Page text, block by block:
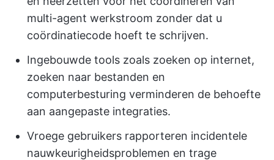
multi-agent werkstroom zonder dat u
coördinatiecode hoeft te schrijven.
Ingebouwde tools zoals zoeken op internet,
zoeken naar bestanden en
computerbesturing verminderen de behoefte
aan aangepaste integraties.
Vroege gebruikers rapporteren incidentele
nauwkeurigheidsproblemen en trage